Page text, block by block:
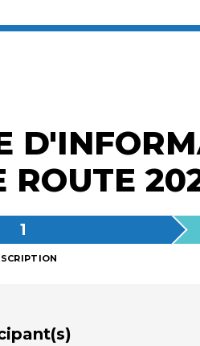
ROUTE